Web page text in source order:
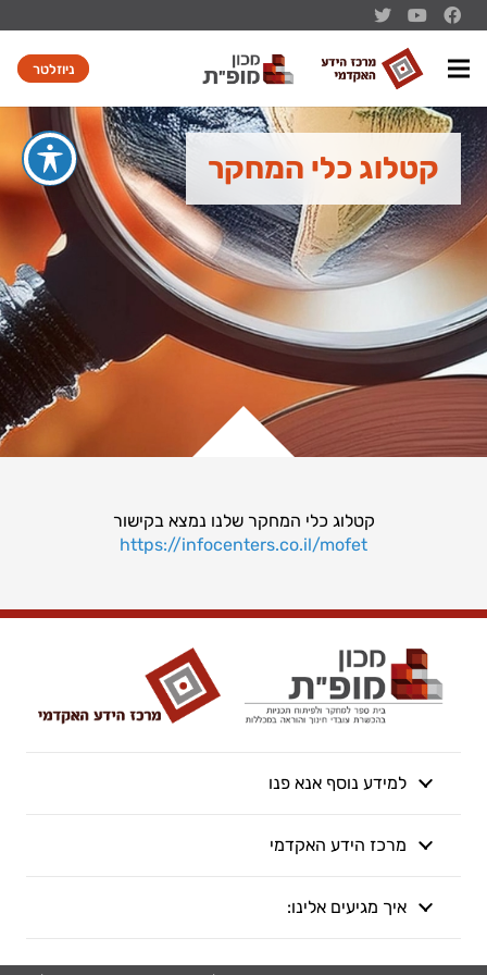
ניוזלטר
קטלוג כלי המחקר
קטלוג כלי המחקר שלנו נמצא בקישור
https://infocenters.co.il/mofet
למידע נוסף אנא פנו
מרכז הידע האקדמי
איך מגיעים אלינו: